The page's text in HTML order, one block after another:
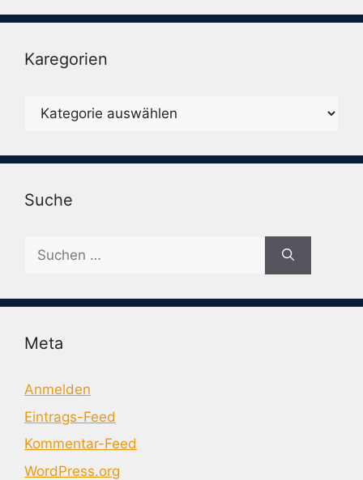
Karegorien
Karegorien
Suche
Suche
nach:
Meta
Anmelden
Eintrags-Feed
Kommentar-Feed
WordPress.org